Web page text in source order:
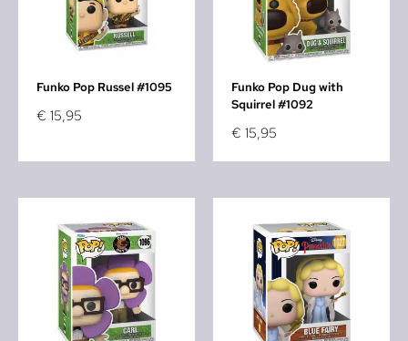
Funko Pop Russel #1095
€ 15,95
Funko Pop Dug with
Squirrel #1092
€ 15,95